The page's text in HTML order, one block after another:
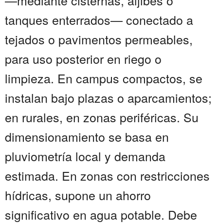
tanques enterrados— conectado a
tejados o pavimentos permeables,
para uso posterior en riego o
limpieza. En campus compactos, se
instalan bajo plazas o aparcamientos;
en rurales, en zonas periféricas. Su
dimensionamiento se basa en
pluviometría local y demanda
estimada. En zonas con restricciones
hídricas, supone un ahorro
significativo en agua potable. Debe